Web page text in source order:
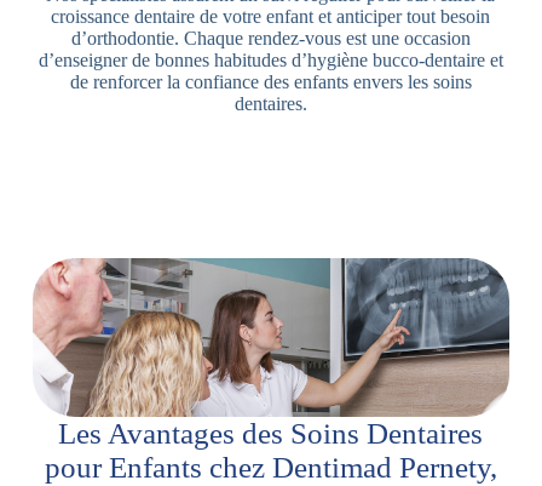
croissance dentaire de votre enfant et anticiper tout besoin
d’orthodontie. Chaque rendez-vous est une occasion
d’enseigner de bonnes habitudes d’hygiène bucco-dentaire et
de renforcer la confiance des enfants envers les soins
dentaires.
Les Avantages des Soins Dentaires
pour Enfants chez Dentimad Pernety,